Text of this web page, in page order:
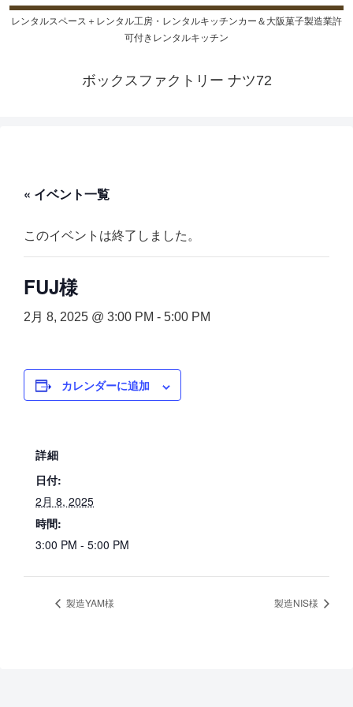
レンタルスペース＋レンタル工房・レンタルキッチンカー＆大阪菓子製造業許
可付きレンタルキッチン
ボックスファクトリー ナツ72
« イベント一覧
このイベントは終了しました。
FUJ様
2月 8, 2025 @ 3:00 PM - 5:00 PM
カレンダーに追加
詳細
日付:
2月 8, 2025
時間:
3:00 PM - 5:00 PM
製造YAM様 製造NIS様